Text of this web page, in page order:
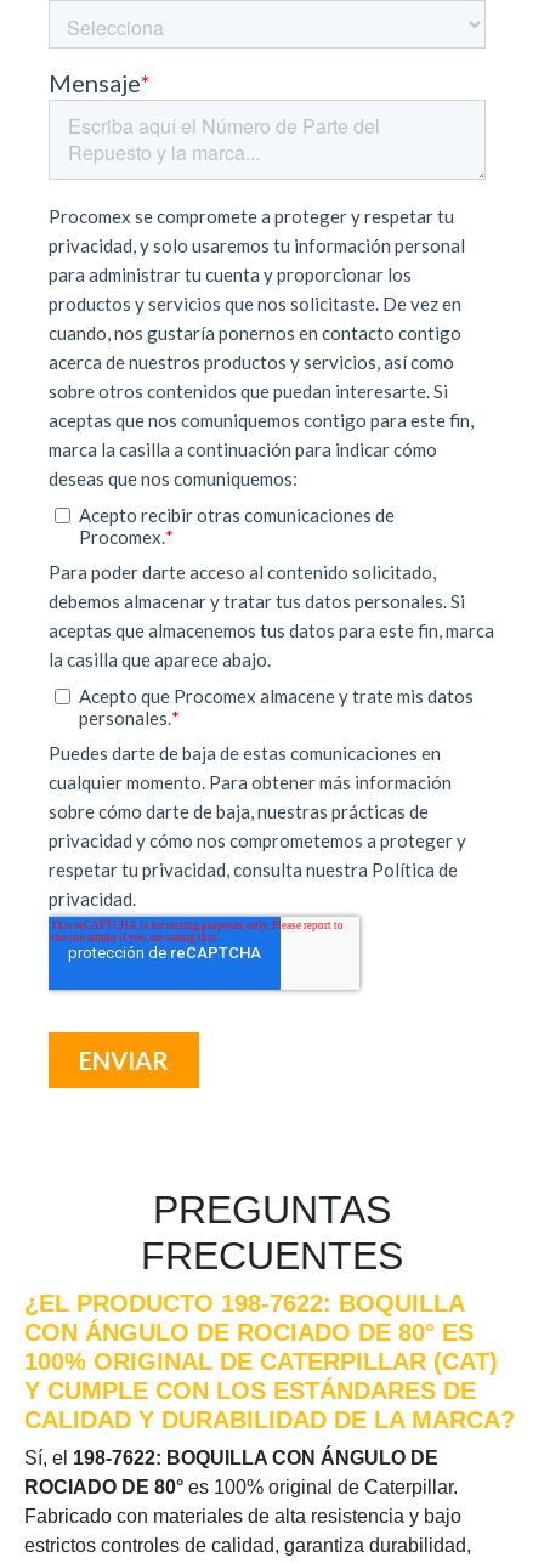
PREGUNTAS
FRECUENTES
¿EL PRODUCTO 198-7622: BOQUILLA
CON ÁNGULO DE ROCIADO DE 80° ES
100% ORIGINAL DE CATERPILLAR (CAT)
Y CUMPLE CON LOS ESTÁNDARES DE
CALIDAD Y DURABILIDAD DE LA MARCA?
Sí, el 198-7622: BOQUILLA CON ÁNGULO DE
ROCIADO DE 80° es 100% original de Caterpillar.
Fabricado con materiales de alta resistencia y bajo
estrictos controles de calidad, garantiza durabilidad,